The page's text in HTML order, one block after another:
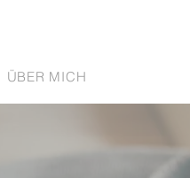
ÜBER MICH